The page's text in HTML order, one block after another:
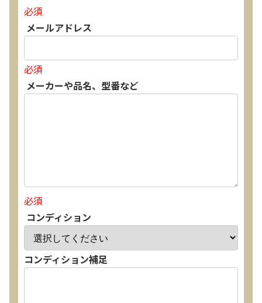
必須
メールアドレス
必須
メーカーや品名、型番など
必須
コンディション
コンディション補足